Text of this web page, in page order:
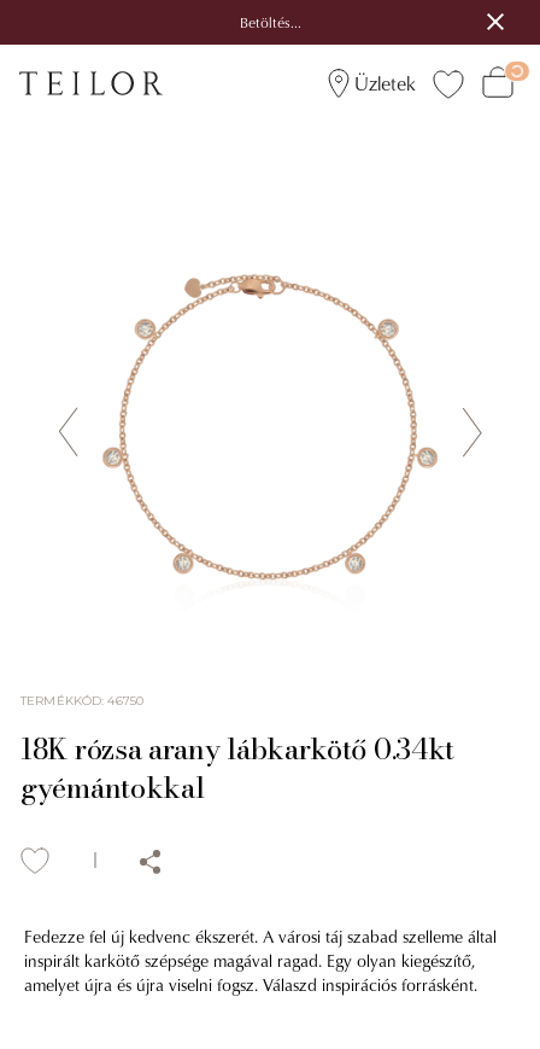
Betöltés...
Üzletek
TERMÉKKÓD:46750
18K rózsa arany lábkarkötő 0.34kt
gyémántokkal
Fedezze fel új kedvenc ékszerét. A városi táj szabad szelleme által
inspirált karkötő szépsége magával ragad. Egy olyan kiegészítő,
amelyet újra és újra viselni fogsz. Válaszd inspirációs forrásként.